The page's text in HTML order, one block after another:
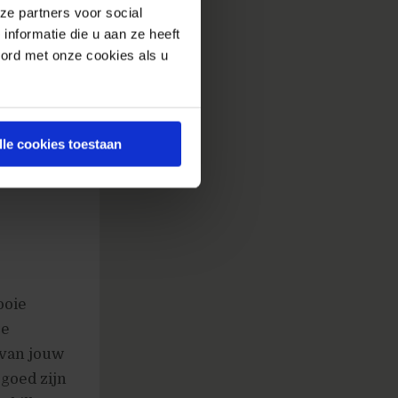
partners voor social
die u aan ze heeft
met onze cookies als u
cookies toestaan
. Niet
nog
te
de
jouw
zijn